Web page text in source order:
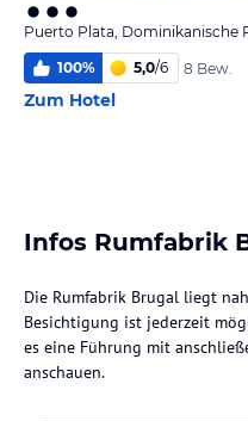
Puerto Plata, Dominikanische
100% 5,0/6 8 Bew.
Zum Hotel
Infos Rumfabrik
Die Rumfabrik Brugal liegt
Besichtigung ist jederzeit
es eine Führung mit
anschauen.